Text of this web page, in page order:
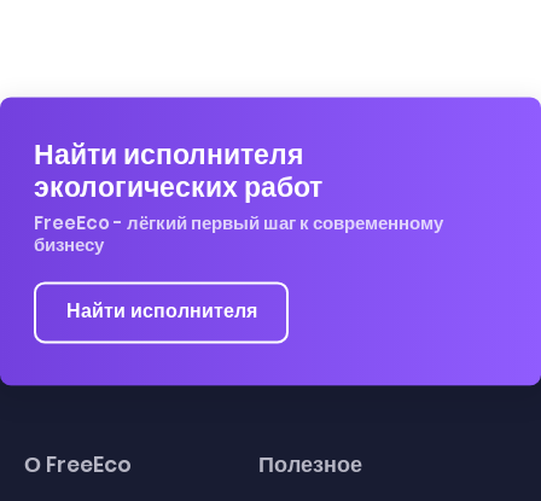
Найти исполнителя
экологических работ
FreeEco - лёгкий первый шаг к современному
бизнесу
Найти исполнителя
О FreeEco Полезное